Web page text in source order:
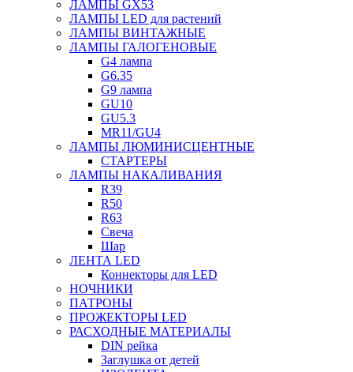
ЛАМПЫ GX53
ЛАМПЫ LED для растений
ЛАМПЫ ВИНТАЖНЫЕ
ЛАМПЫ ГАЛОГЕНОВЫЕ
G4 лампа
G6.35
G9 лампа
GU10
GU5.3
MR11/GU4
ЛАМПЫ ЛЮМИНИСЦЕНТНЫЕ
СТАРТЕРЫ
ЛАМПЫ НАКАЛИВАНИЯ
R39
R50
R63
Свеча
Шар
ЛЕНТА LED
Коннекторы для LED
НОЧНИКИ
ПАТРОНЫ
ПРОЖЕКТОРЫ LED
РАСХОДНЫЕ МАТЕРИАЛЫ
DIN рейка
Заглушка от детей